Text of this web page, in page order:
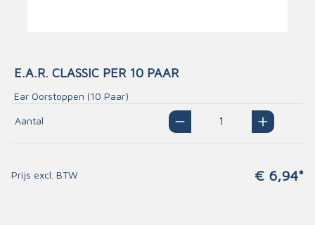
E.A.R. CLASSIC PER 10 PAAR
Ear Oorstoppen (10 Paar)
Aantal
Prijs excl. BTW € 6,94*